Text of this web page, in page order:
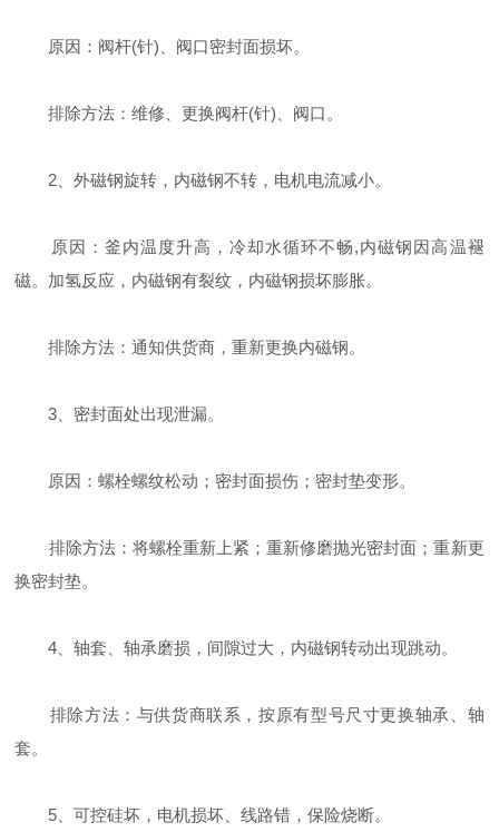
原因：阀杆(针)、阀口密封面损坏。
排除方法：维修、更换阀杆(针)、阀口。
2、外磁钢旋转，内磁钢不转，电机电流减小。
原因：釜内温度升高，冷却水循环不畅,内磁钢因高温褪
磁。加氢反应，内磁钢有裂纹，内磁钢损坏膨胀。
排除方法：通知供货商，重新更换内磁钢。
3、密封面处出现泄漏。
原因：螺栓螺纹松动；密封面损伤；密封垫变形。
排除方法：将螺栓重新上紧；重新修磨抛光密封面；重新更
换密封垫。
4、轴套、轴承磨损，间隙过大，内磁钢转动出现跳动。
排除方法：与供货商联系，按原有型号尺寸更换轴承、轴
套。
5、可控硅坏，电机损坏、线路错，保险烧断。